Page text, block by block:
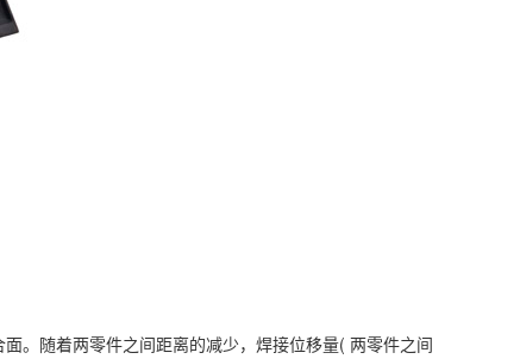
随着两零件之间距离的减少，焊接位移量( 两零件之间